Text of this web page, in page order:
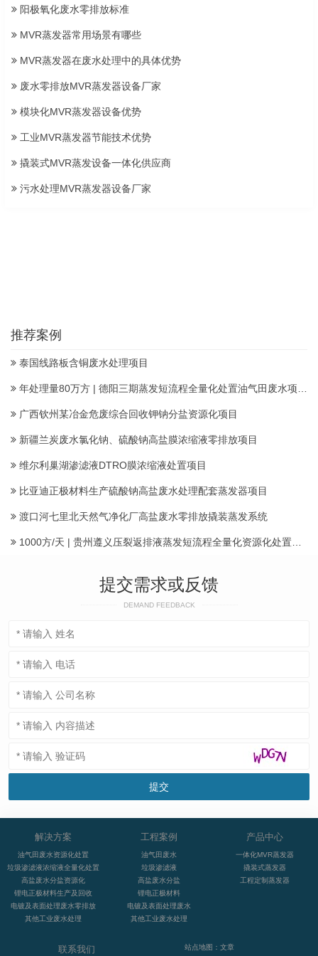
阳极氧化废水零排放标准
MVR蒸发器常用场景有哪些
MVR蒸发器在废水处理中的具体优势
废水零排放MVR蒸发器设备厂家
模块化MVR蒸发器设备优势
工业MVR蒸发器节能技术优势
撬装式MVR蒸发设备一体化供应商
污水处理MVR蒸发器设备厂家
推荐案例
泰国线路板含铜废水处理项目
年处理量80万方 | 德阳三期蒸发短流程全量化处置油气田废水项目顺利投产
广西钦州某冶金危废综合回收钾钠分盐资源化项目
新疆兰炭废水氯化钠、硫酸钠高盐膜浓缩液零排放项目
维尔利巢湖渗滤液DTRO膜浓缩液处置项目
比亚迪正极材料生产硫酸钠高盐废水处理配套蒸发器项目
渡口河七里北天然气净化厂高盐废水零排放撬装蒸发系统
1000方/天 | 贵州遵义压裂返排液蒸发短流程全量化资源化处置项目建成投运产水
提交需求或反馈
DEMAND FEEDBACK
解决方案
油气田废水资源化处置
垃圾渗滤液浓缩液全量化处置
高盐废水分盐资源化
锂电正极材料生产及回收
电镀及表面处理废水零排放
其他工业废水处理
工程案例
油气田废水
垃圾渗滤液
高盐废水分盐
锂电正极材料
电镀及表面处理废水
其他工业废水处理
产品中心
一体化MVR蒸发器
撬装式蒸发器
工程定制蒸发器
联系我们
站点地图：文章